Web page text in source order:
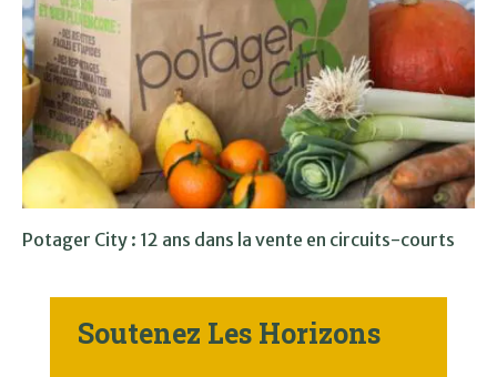
Potager City : 12 ans dans la vente en circuits-courts
Soutenez Les Horizons